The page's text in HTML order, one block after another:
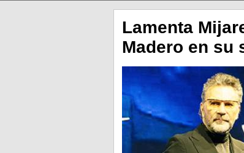
Lamenta
Madero en su